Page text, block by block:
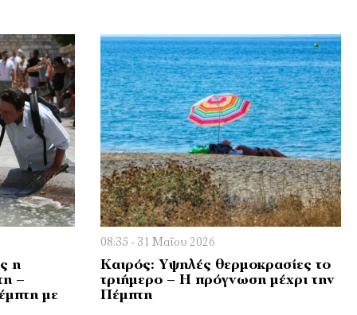
η
–
με
08:35 - 31 Μαΐου 2026
Καιρός: Υψηλές θερμοκρασίες το
τριήμερο – Η πρόγνωση μέχρι την
Πέμπτη